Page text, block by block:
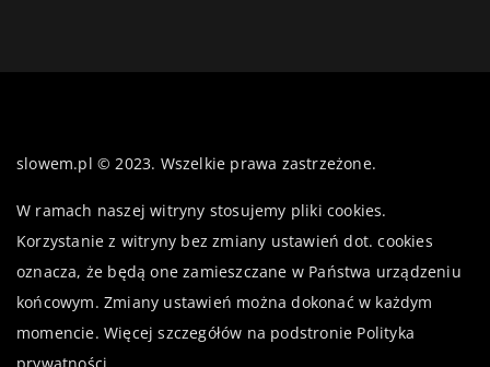
slowem.pl © 2023. Wszelkie prawa zastrzeżone.
W ramach naszej witryny stosujemy pliki cookies.
Korzystanie z witryny bez zmiany ustawień dot. cookies
oznacza, że będą one zamieszczane w Państwa urządzeniu
końcowym. Zmiany ustawień można dokonać w każdym
momencie. Więcej szczegółów na podstronie Polityka